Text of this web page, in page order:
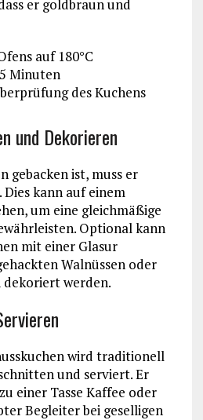
er goldbraun und
auf 180°C
Minuten
des Kuchens
und Dekorieren
gebacken ist, muss er
Dies kann auf einem
um eine gleichmäßige
Optional kann
mit einer Glasur
Walnüssen oder
dekoriert werden.
wird traditionell
und serviert. Er
einer Tasse Kaffee oder
Begleiter bei geselligen